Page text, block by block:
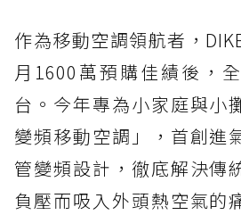
作為移動空調領航者，
月1600萬預購佳績後，
台。今年專為小家庭與小
變頻移動空調」，首創進
管變頻設計，徹底解決傳
負壓而吸入外頭熱空氣的